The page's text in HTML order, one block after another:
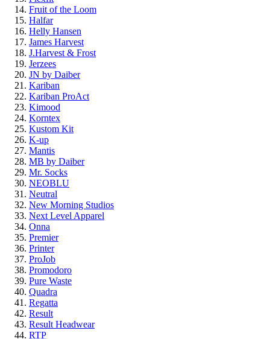
Fruit of the Loom
Halfar
Helly Hansen
James Harvest
J.Harvest & Frost
Jerzees
JN by Daiber
Kariban
Kariban ProAct
Kimood
Korntex
Kustom Kit
K-up
Mantis
MB by Daiber
Mr. Socks
NEOBLU
Neutral
New Morning Studios
Next Level Apparel
Onna
Premier
Printer
ProJob
Promodoro
Pure Waste
Quadra
Regatta
Result
Result Headwear
RTP